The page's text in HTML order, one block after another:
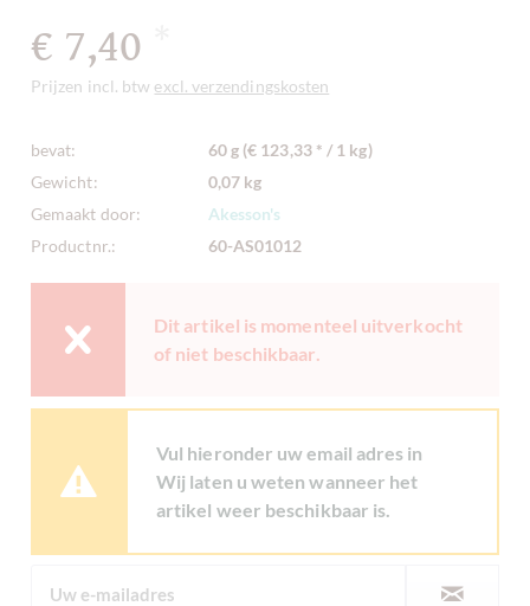
€ 7,40
Prijzen incl. btw excl. verzendingskosten
bevat:
60 g (€ 123,33 * / 1 kg)
Gewicht:
0,07 kg
Gemaakt door:
Akesson's
Productnr.:
60-AS01012
Dit artikel is momenteel uitverkocht
of niet beschikbaar.
Vul hieronder uw email adres in
Wij laten u weten wanneer het
artikel weer beschikbaar is.